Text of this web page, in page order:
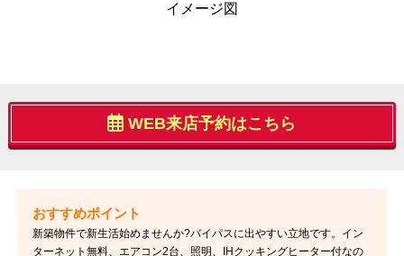
イメージ図
WEB来店予約はこちら
新築物件で新生活始めませんか?バイパスに出やすい立地です。イン
ターネット無料、エアコン2台、照明、IHクッキングヒーター付なの